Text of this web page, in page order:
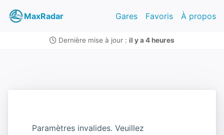
MaxRadar Gares Favoris À propos
Dernière mise à jour : il y a 4 heures
Paramètres invalides. Veuillez